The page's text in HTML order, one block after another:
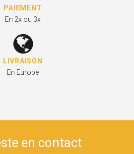
PAIEMENT
En 2x ou 3x
LIVRAISON
En Europe
en contact